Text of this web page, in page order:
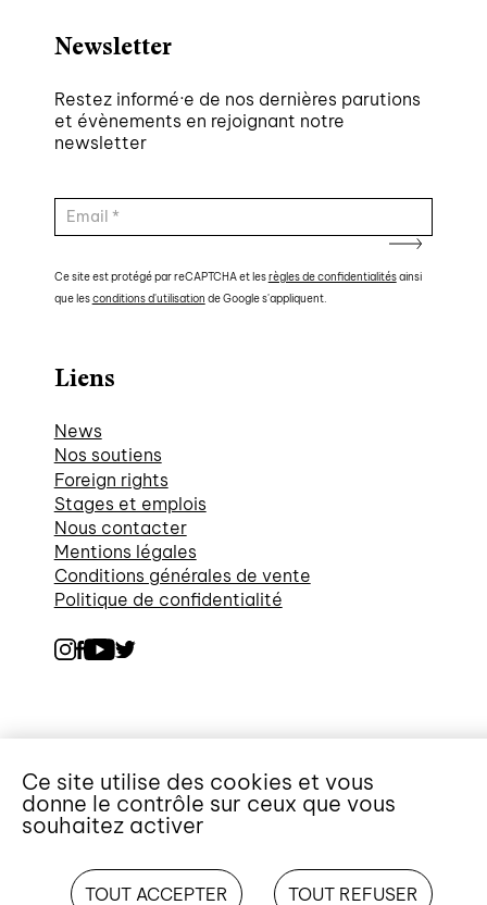
Newsletter
Restez informé·e de nos dernières parutions
et évènements en rejoignant notre
newsletter
Ce site est protégé par reCAPTCHA et lesrègles de confidentialitésainsi
que lesconditions d'utilisation de Google s'appliquent.
Liens
News
Nos soutiens
Foreign rights
Stages et emplois
Nous contacter
Mentions légales
Conditions générales de vente
Politique de confidentialité
Ce site utilise des cookies et vous
donne le contrôle sur ceux que vous
souhaitez activer
TOUT ACCEPTER TOUT REFUSER